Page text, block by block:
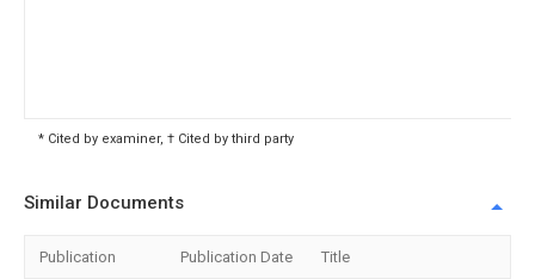
* Cited by examiner, † Cited by third party
Similar Documents
Publication Publication Date Title